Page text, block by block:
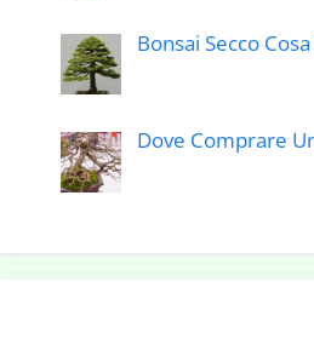
Bonsai Secco
Dove Comprare